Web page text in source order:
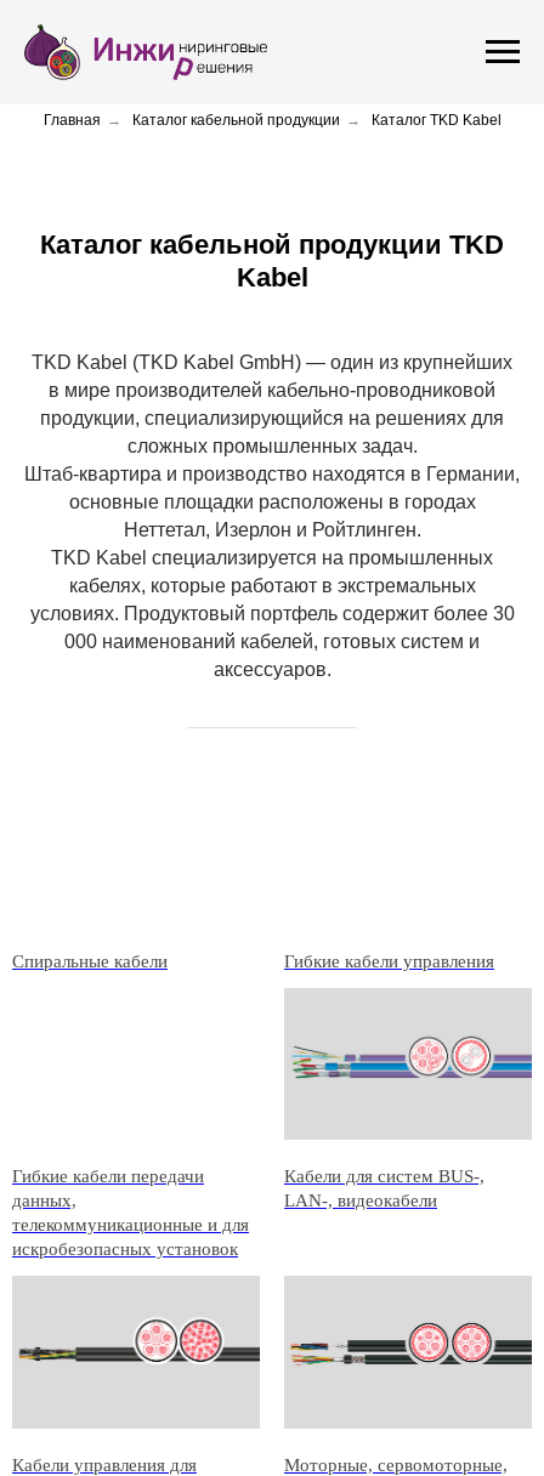
Главная → Каталог кабельной продукции → Каталог TKD Kabel
Каталог кабельной продукции TKD
Kabel
TKD Kabel (TKD Kabel GmbH) — один из крупнейших
в мире производителей кабельно-проводниковой
продукции, специализирующийся на решениях для
сложных промышленных задач.
Штаб-квартира и производство находятся в Германии,
основные площадки расположены в городах
Неттетал, Изерлон и Ройтлинген.
TKD Kabel специализируется на промышленных
кабелях, которые работают в экстремальных
условиях. Продуктовый портфель содержит более 30
000 наименований кабелей, готовых систем и
аксессуаров.
Спиральные кабели Гибкие кабели управления
Гибкие кабели передачи
данных,
телекоммуникационные и для
искробезопасных установок
Кабели для систем BUS-,
LAN-, видеокабели
Кабели управления для
Моторные, сервомоторные,